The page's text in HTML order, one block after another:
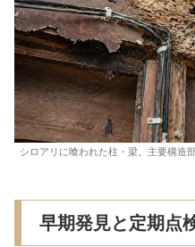
シロアリに喰われた柱・梁。主要構造
早期発見と定期点